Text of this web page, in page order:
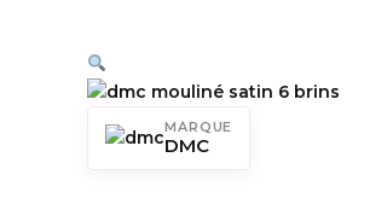
MARQUE
DMC